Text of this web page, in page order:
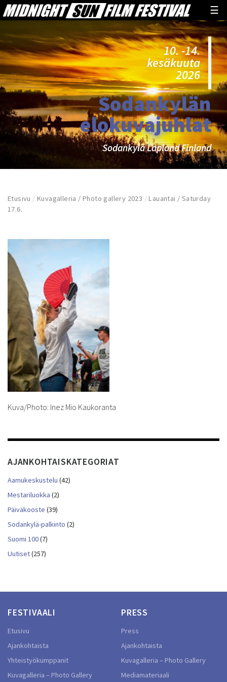
☰
10. -14.
kesäkuuta
2026
Sodankylän
elokuvajuhlat
Sodankylä Lapland Finland
Etusivu /Kuvagalleria / Photo gallery 2023 /Lauantai / Saturday
17.6.
Kuva/Photo: Inez Mio Kaukoranta
AJANKOHTAISKATEGORIAT
Aamukeskustelu (42)
Mestariluokka (2)
Päiväkooste (39)
Sodankylä-palkinto (2)
Suomi 100(7)
Uutiset(257)
FESTIVAALI
Etusivu
Ajankohtaista
Yhteistyökumppanit
Kuvagalleria – Photo Gallery
PRESS
Press
Ajankohtaista
Kuvagalleria – Photo Gallery
Mediamateriaali